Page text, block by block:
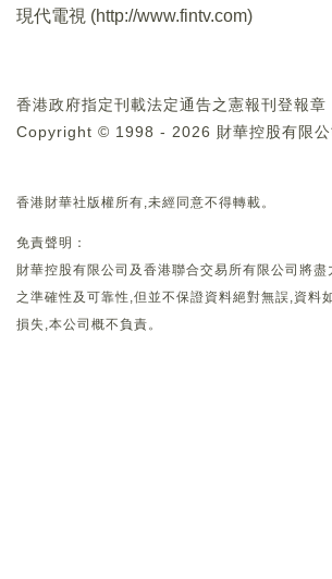
現代電視 (http://www.fintv.com)
香港政府指定刊載法定通告之憲報刊登報章
Copyright © 1998 - 2026 財華控股有限公
香港財華社版權所有,未經同意不得轉載。
免責聲明：
財華控股有限公司及香港聯合交易所有限公司將
之準確性及可靠性,但並不保證資料絕對無誤,資料
損失,本公司概不負責。